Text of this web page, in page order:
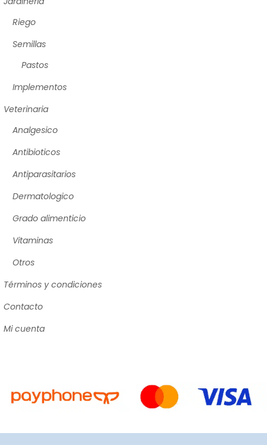
Riego
Semillas
Pastos
Implementos
Veterinaria
Analgesico
Antibioticos
Antiparasitarios
Dermatologico
Grado alimenticio
Vitaminas
Otros
Términos y condiciones
Contacto
Mi cuenta